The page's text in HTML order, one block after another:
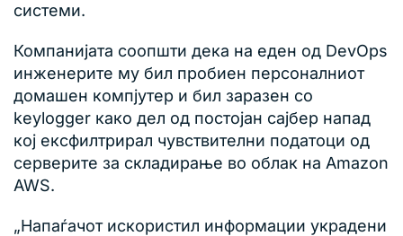
системи.
Компанијата соопшти дека на еден од DevOps
инженерите му бил пробиен персоналниот
домашен компјутер и бил заразен со
keylogger како дел од постојан сајбер напад
кој ексфилтрирал чувствителни податоци од
серверите за складирање во облак на Amazon
AWS.
„Напаѓачот искористил информации украдени